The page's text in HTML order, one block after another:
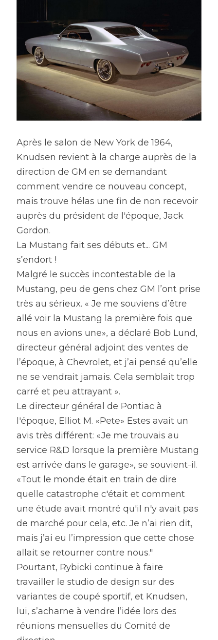
Après le salon de New York de 1964,
Knudsen revient à la charge auprès de la
direction de GM en se demandant
comment vendre ce nouveau concept,
mais trouve hélas une fin de non recevoir
auprès du président de l'époque, Jack
Gordon.
La Mustang fait ses débuts et... GM
s’endort !
Malgré le succès incontestable de la
Mustang, peu de gens chez GM l’ont prise
très au sérieux. « Je me souviens d’être
allé voir la Mustang la première fois que
nous en avions une», a déclaré Bob Lund,
directeur général adjoint des ventes de
l’époque, à Chevrolet, et j’ai pensé qu’elle
ne se vendrait jamais. Cela semblait trop
carré et peu attrayant ».
Le directeur général de Pontiac à
l'époque, Elliot M. «Pete» Estes avait un
avis très différent: «Je me trouvais au
service R&D lorsque la première Mustang
est arrivée dans le garage», se souvient-il.
«Tout le monde était en train de dire
quelle catastrophe c'était et comment
une étude avait montré qu'il n'y avait pas
de marché pour cela, etc. Je n’ai rien dit,
mais j’ai eu l’impression que cette chose
allait se retourner contre nous."
Pourtant, Rybicki continue à faire
travailler le studio de design sur des
variantes de coupé sportif, et Knudsen,
lui, s’acharne à vendre l’idée lors des
réunions mensuelles du Comité de